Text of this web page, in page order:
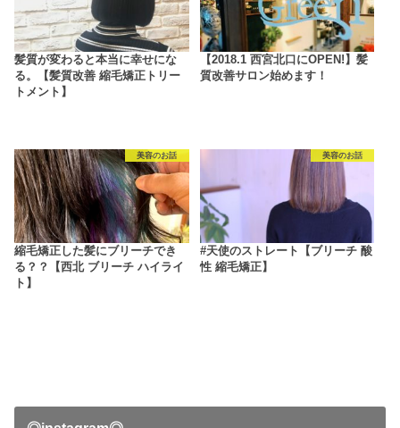
髪質が変わると本当に幸せにな
る。【髪質改善 縮毛矯正トリー
トメント】
【2018.1 西宮北口にOPEN!】髪
質改善サロン始めます！
美容のお話
縮毛矯正した髪にブリーチでき
る？？【西北 ブリーチ ハイライ
ト】
美容のお話
#天使のストレート【ブリーチ 酸
性 縮毛矯正】